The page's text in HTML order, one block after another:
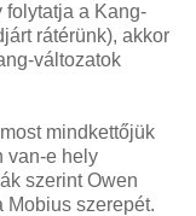
folytatja a Kang-
rátérünk), akkor
változatok
mindkettőjük
van-e hely
szerint Owen
szerepét.